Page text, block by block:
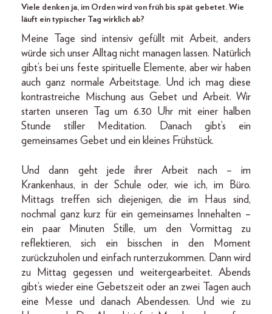
Viele denken ja, im Orden wird von früh bis spät gebetet. Wie
läuft ein typischer Tag wirklich ab?
Meine Tage sind intensiv gefüllt mit Arbeit, anders
würde sich unser Alltag nicht managen lassen. Natürlich
gibt’s bei uns feste spirituelle Elemente, aber wir haben
auch ganz normale Arbeitstage. Und ich mag diese
kontrastreiche Mischung aus Gebet und Arbeit. Wir
starten unseren Tag um 6.30 Uhr mit einer halben
Stunde stiller Meditation. Danach gibt’s ein
gemeinsames Gebet und ein kleines Frühstück.
Und dann geht jede ihrer Arbeit nach – im
Krankenhaus, in der Schule oder, wie ich, im Büro.
Mittags treffen sich diejenigen, die im Haus sind,
nochmal ganz kurz für ein gemeinsames Innehalten –
ein paar Minuten Stille, um den Vormittag zu
reflektieren, sich ein bisschen in den Moment
zurückzuholen und einfach runterzukommen. Dann wird
zu Mittag gegessen und weitergearbeitet. Abends
gibt’s wieder eine Gebetszeit oder an zwei Tagen auch
eine Messe und danach Abendessen. Und wie zu